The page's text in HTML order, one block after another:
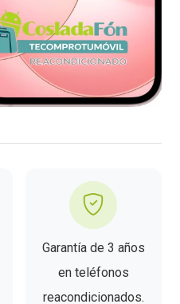
Garantía de 3 años
en teléfonos
reacondicionados.